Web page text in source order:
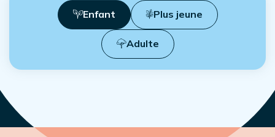
Enfant Plus jeune
Adulte